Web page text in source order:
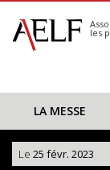
S'abonner
Calendrier
les
LA MESSE
Le 25 févr. 2023